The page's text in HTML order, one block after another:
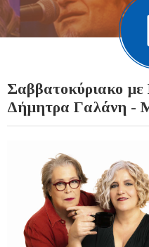
Σαββατοκύριακο
Δήμητρα Γαλάνη -